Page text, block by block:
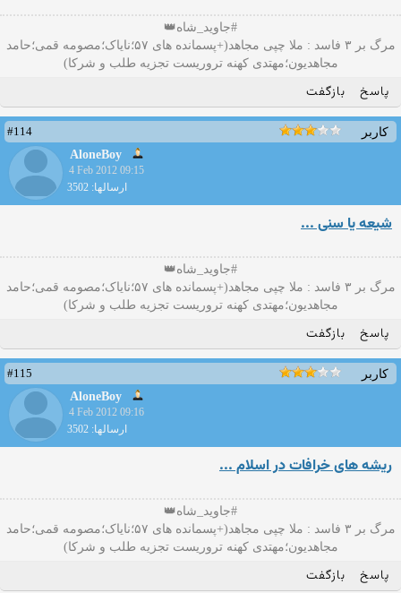
#جاوید_شاه👑
مرگ بر ۳ فاسد : ملا چپی مجاهد(+پسمانده های ۵۷؛نایاک؛مصومه قمی؛حامد
مجاهدیون؛مهتدی کهنه تروریست تجزیه طلب و شرکا)
پاسخ بازگفت
کاربر
#114
AloneBoy
4 Feb 2012 09:15
ارسالها: 3502
شیعه یا سنی ...
#جاوید_شاه👑
مرگ بر ۳ فاسد : ملا چپی مجاهد(+پسمانده های ۵۷؛نایاک؛مصومه قمی؛حامد
مجاهدیون؛مهتدی کهنه تروریست تجزیه طلب و شرکا)
پاسخ بازگفت
کاربر
#115
AloneBoy
4 Feb 2012 09:16
ارسالها: 3502
ریشه های خرافات در اسلام ...
#جاوید_شاه👑
مرگ بر ۳ فاسد : ملا چپی مجاهد(+پسمانده های ۵۷؛نایاک؛مصومه قمی؛حامد
مجاهدیون؛مهتدی کهنه تروریست تجزیه طلب و شرکا)
پاسخ بازگفت